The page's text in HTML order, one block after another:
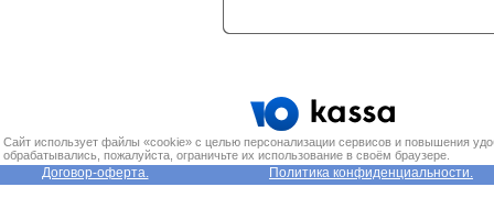
Сайт использует файлы «cookie» с целью персонализации сервисов и повышения
обрабатывались, пожалуйста, ограничьте их использование в своём браузере.
Договор-оферта. Политика конфиденциальности.